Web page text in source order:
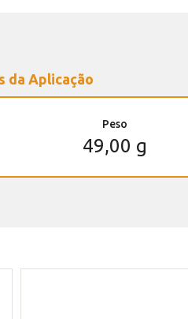
da Aplicação
Peso
49,00 g